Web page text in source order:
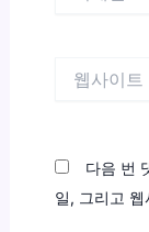
다음 번
일, 그리고